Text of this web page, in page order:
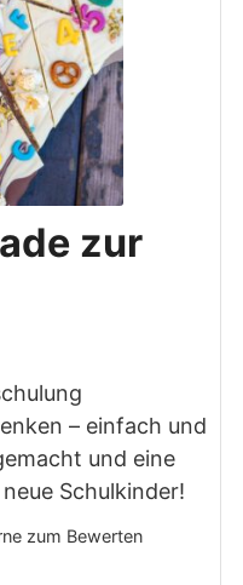
zur
– einfach und
und eine
Schulkinder!
zum Bewerten